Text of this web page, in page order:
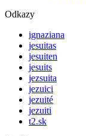
Odkazy
ignaziana
jesuitas
jesuiten
jesuits
jezsuita
jezuici
jezuité
jezuiti
t2.sk